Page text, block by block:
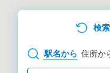
検
駅名から 住所か